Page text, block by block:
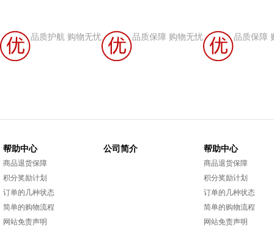
品质护航 购物无忧 品质保障 购物无忧 品质保障
帮助中心
商品退货保障
积分奖励计划
订单的几种状态
简单的购物流程
网站免责声明
公司简介 帮助中心
商品退货保障
积分奖励计划
订单的几种状态
简单的购物流程
网站免责声明